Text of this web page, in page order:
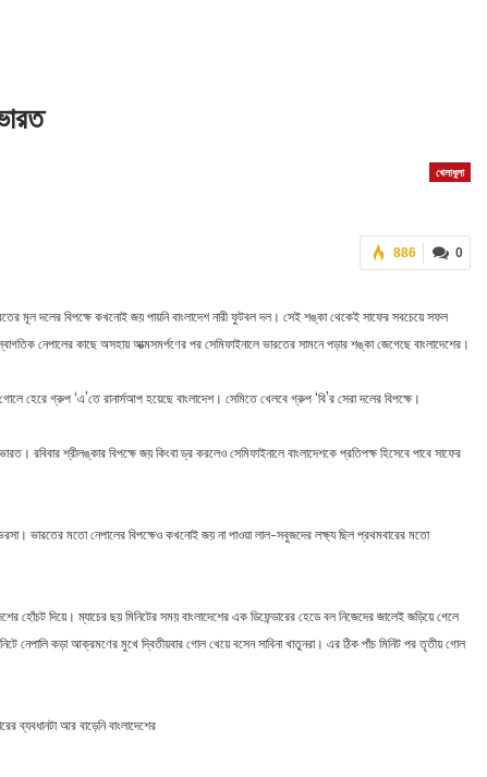
খেলাধুলা
0
886
মূল দলের বিপক্ষে কখনোই জয় পায়নি বাংলাদেশ নারী ফুটবল দল। সেই শঙ্কা থেকেই সাফের সবচেয়ে সফল
নেপালের কাছে অসহায় আত্মসমর্পণের পর সেমিফাইনালে ভারতের সামনে পড়ার শঙ্কা জেগেছে বাংলাদেশের।
হেরে গ্রুপ ‘এ’তে রানার্সআপ হয়েছে বাংলাদেশ। সেমিতে খেলবে গ্রুপ ‘বি’র সেরা দলের বিপক্ষে।
রবিবার শ্রীলঙ্কার বিপক্ষে জয় কিংবা ড্র করলেও সেমিফাইনালে বাংলাদেশকে প্রতিপক্ষ হিসেবে পাবে সাফের
ভরসা। ভারতের মতো নেপালের বিপক্ষেও কখনোই জয় না পাওয়া লাল-সবুজদের লক্ষ্য ছিল প্রথমবারের মতো
হোঁচট দিয়ে। ম্যাচের ছয় মিনিটের সময় বাংলাদেশের এক ডিফেন্ডারের হেডে বল নিজেদের জালেই জড়িয়ে গেলে
নেপালি কড়া আক্রমণের মুখে দ্বিতীয়বার গোল খেয়ে বসেন সাবিনা খাতুনরা। এর ঠিক পাঁচ মিনিট পর তৃতীয় গোল
ব্যবধানটা আর বাড়েনি বাংলাদেশের